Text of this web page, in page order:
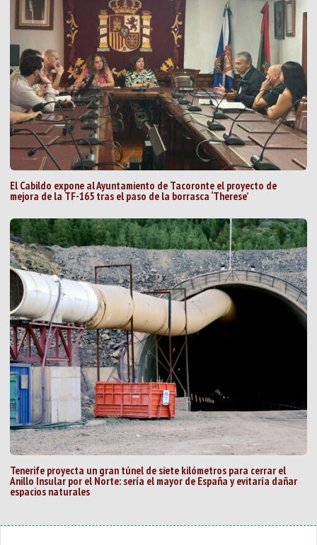
El Cabildo expone al Ayuntamiento de Tacoronte el proyecto de
mejora de la TF-165 tras el paso de la borrasca ‘Therese’
Tenerife proyecta un gran túnel de siete kilómetros para cerrar el
Anillo Insular por el Norte: sería el mayor de España y evitaría dañar
espacios naturales